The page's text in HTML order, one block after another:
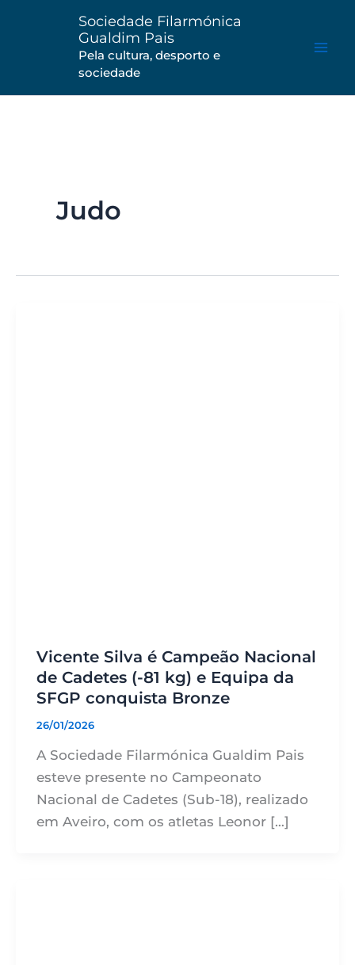
Sociedade Filarmónica
Gualdim Pais
Pela cultura, desporto e
sociedade
Judo
Vicente Silva é Campeão Nacional
de Cadetes (-81 kg) e Equipa da
SFGP conquista Bronze
26/01/2026
A Sociedade Filarmónica Gualdim Pais
esteve presente no Campeonato
Nacional de Cadetes (Sub-18), realizado
em Aveiro, com os atletas Leonor […]